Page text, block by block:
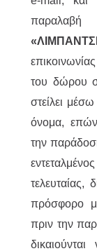
επικοινωνίας
του δώρου
στείλει
όνομα,
την
τελευταίας,
πρόσφορο
πριν την